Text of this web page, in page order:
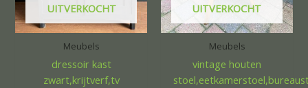
UITVERKOCHT
Meubels
dressoir kast
zwart,krijtverf,tv
UITVERKOCHT
Meubels
vintage houten